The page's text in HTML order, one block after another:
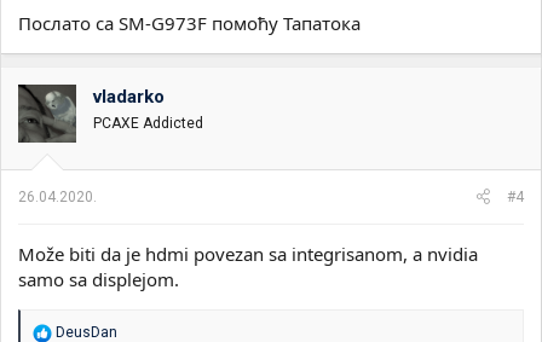
Послато са SM-G973F помоћу Тапатока
vladarko
PCAXE Addicted
26.04.2020. #4
Može biti da je hdmi povezan sa integrisanom, a nvidia
samo sa displejom.
R
DeusDan